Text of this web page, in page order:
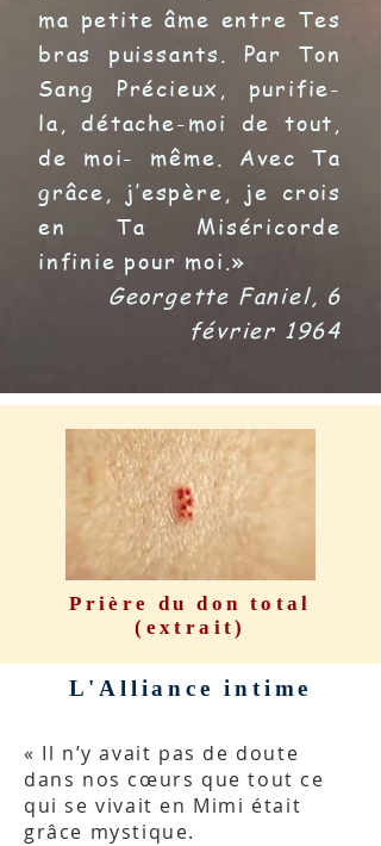
ma petite âme entre Tes
bras puissants. Par Ton
Sang Précieux, purifie-
la, détache-moi de tout,
de moi- même. Avec Ta
grâce, j’espère, je crois
en Ta Miséricorde
infinie pour moi.»
Georgette Faniel, 6
février 1964
Prière du don total
(extrait)
L'Alliance intime
« Il n’y avait pas de doute
dans nos cœurs que tout ce
qui se vivait en Mimi était
grâce mystique.